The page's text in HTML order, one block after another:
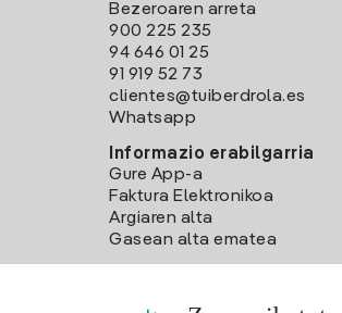
Bezeroaren arreta
900 225 235
94 646 01 25
91 919 52 73
clientes@tuiberdrola.es
Whatsapp
Informazio erabilgarria
Gure App-a
Faktura Elektronikoa
Argiaren alta
Gasean alta ematea